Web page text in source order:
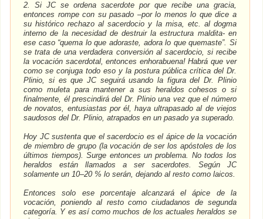
2. Si JC se ordena sacerdote por que recibe una gracia,
entonces rompe con su pasado –por lo menos lo que dice a
su histórico rechazo al sacerdocio y la misa, etc. al dogma
interno de la necesidad de destruir la estructura maldita- en
ese caso “quema lo que adoraste, adora lo que quemaste”. Si
se trata de una verdadera conversión al sacerdocio, si recibe
la vocación sacerdotal, entonces enhorabuena! Habrá que ver
como se conjuga todo eso y la postura pública crítica del Dr.
Plinio, si es que JC seguirá usando la figura del Dr. Plinio
como muleta para mantener a sus heraldos cohesos o si
finalmente, él prescindirá del Dr. Plinio una vez que el número
de novatos, entusiastas por él, haya ultrapasado al de viejos
saudosos del Dr. Plinio, atrapados en un pasado ya superado.
Hoy JC sustenta que el sacerdocio es el ápice de la vocación
de miembro de grupo (la vocación de ser los apóstoles de los
últimos tiempos). Surge entonces un problema. No todos los
heraldos están llamados a ser sacerdotes. Según JC
solamente un 10–20 % lo serán, dejando al resto como laicos.
Entonces solo ese porcentaje alcanzará el ápice de la
vocación, poniendo al resto como ciudadanos de segunda
categoría. Y es así como muchos de los actuales heraldos se